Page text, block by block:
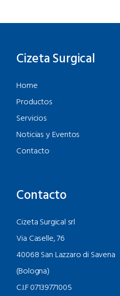
Cizeta Surgical
Home
Productos
Servicios
Noticias y Eventos
Contacto
Contacto
Cizeta Surgical srl
Via Caselle, 76
40068 San Lazzaro di Savena
(Bologna)
C.I.F 07139771005